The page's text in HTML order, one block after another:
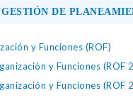
DE
y Funciones (ROF)
y Funciones (ROF
y Funciones (ROF